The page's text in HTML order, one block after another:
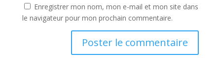
Enregistrer mon nom, mon e-mail et mon site dans
le navigateur pour mon prochain commentaire.